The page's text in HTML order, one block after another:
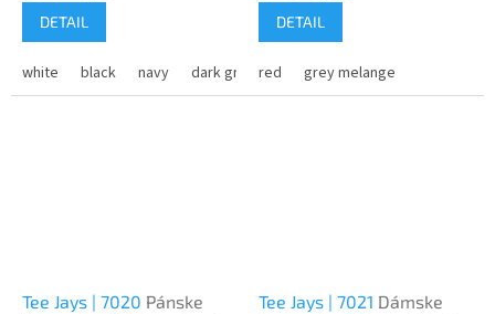
DETAIL
white black navy dark grey
DETAIL
red grey melange
Tee Jays | 7020 Pánske
Tee Jays | 7021 Dámske